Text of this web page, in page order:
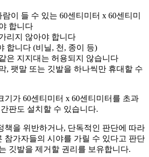
이 들 수 있는 60센티미터 x 60센티미
합니다
리지 않아야 합니다
합니다 (비닐, 천, 종이 등)
은 지지대는 허용되지 않습니다
, 팻말 또는 깃발을 하나씩만 휴대할 수
기가 60센티미터 x 60센티미터를 초과
판도 설치할 수 있습니다.
책을 위반하거나, 단독적인 판단에 따라
참가자들의 시야를 가릴 수 있다고 판단
깃발을 제거할 권리를 보유합니다.